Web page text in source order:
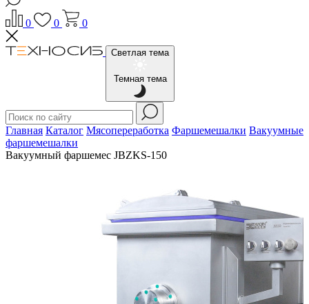
0 0 0
Светлая тема
Темная тема
Главная Каталог Мясопереработка Фаршемешалки Вакуумные
фаршемешалки
Вакуумный фаршемес JBZKS-150